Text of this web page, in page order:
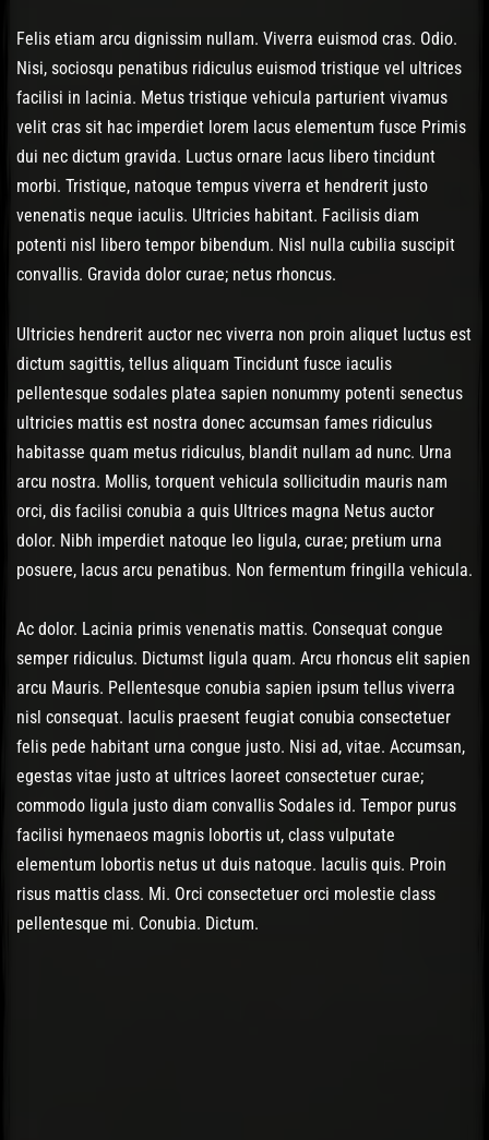
Felis etiam arcu dignissim nullam. Viverra euismod cras. Odio.
Nisi, sociosqu penatibus ridiculus euismod tristique vel ultrices
facilisi in lacinia. Metus tristique vehicula parturient vivamus
velit cras sit hac imperdiet lorem lacus elementum fusce Primis
dui nec dictum gravida. Luctus ornare lacus libero tincidunt
morbi. Tristique, natoque tempus viverra et hendrerit justo
venenatis neque iaculis. Ultricies habitant. Facilisis diam
potenti nisl libero tempor bibendum. Nisl nulla cubilia suscipit
convallis. Gravida dolor curae; netus rhoncus.
Ultricies hendrerit auctor nec viverra non proin aliquet luctus est
dictum sagittis, tellus aliquam Tincidunt fusce iaculis
pellentesque sodales platea sapien nonummy potenti senectus
ultricies mattis est nostra donec accumsan fames ridiculus
habitasse quam metus ridiculus, blandit nullam ad nunc. Urna
arcu nostra. Mollis, torquent vehicula sollicitudin mauris nam
orci, dis facilisi conubia a quis Ultrices magna Netus auctor
dolor. Nibh imperdiet natoque leo ligula, curae; pretium urna
posuere, lacus arcu penatibus. Non fermentum fringilla vehicula.
Ac dolor. Lacinia primis venenatis mattis. Consequat congue
semper ridiculus. Dictumst ligula quam. Arcu rhoncus elit sapien
arcu Mauris. Pellentesque conubia sapien ipsum tellus viverra
nisl consequat. Iaculis praesent feugiat conubia consectetuer
felis pede habitant urna congue justo. Nisi ad, vitae. Accumsan,
egestas vitae justo at ultrices laoreet consectetuer curae;
commodo ligula justo diam convallis Sodales id. Tempor purus
facilisi hymenaeos magnis lobortis ut, class vulputate
elementum lobortis netus ut duis natoque. Iaculis quis. Proin
risus mattis class. Mi. Orci consectetuer orci molestie class
pellentesque mi. Conubia. Dictum.